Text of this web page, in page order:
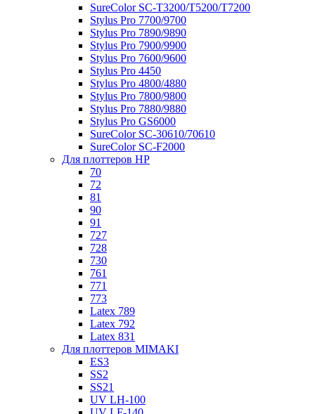
SureColor SC-Т3200/T5200/T7200
Stylus Pro 7700/9700
Stylus Pro 7890/9890
Stylus Pro 7900/9900
Stylus Pro 7600/9600
Stylus Pro 4450
Stylus Pro 4800/4880
Stylus Pro 7800/9800
Stylus Pro 7880/9880
Stylus Pro GS6000
SureColor SC-30610/70610
SureColor SC-F2000
Для плоттеров HP
70
72
81
90
91
727
728
730
761
771
773
Latex 789
Latex 792
Latex 831
Для плоттеров MIMAKI
ES3
SS2
SS21
UV LH-100